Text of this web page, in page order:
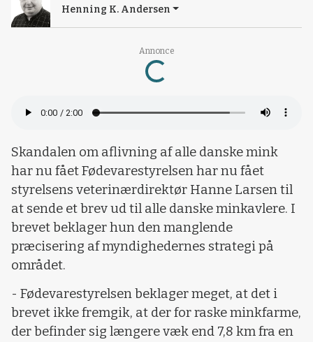
Annonce
Loading...
Henning K. Andersen
Skandalen om aflivning af alle danske mink
har nu fået Fødevarestyrelsen har nu fået
styrelsens veterinærdirektør Hanne Larsen til
at sende et brev ud til alle danske minkavlere. I
brevet beklager hun den manglende
præcisering af myndighedernes strategi på
området.
- Fødevarestyrelsen beklager meget, at det i
brevet ikke fremgik, at der for raske minkfarme,
der befinder sig længere væk end 7,8 km fra en